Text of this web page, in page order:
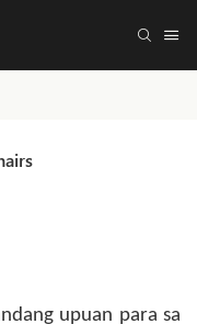
upuan para sa